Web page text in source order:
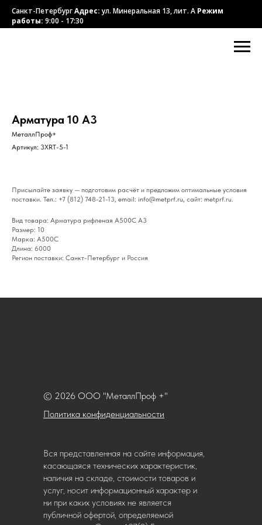
Санкт-ПетербургАдрес:ул. Минеральная 13, лит. А Режим
работы: 9:00 - 17:30
Арматура 10 А3
МеталлПроф+
Артикул: 3XRT-5-1
Присылайте заявку — подготовим расчёт и предложим оптимальные условия
поставки. Тел.: +7 (812) 748-21-13, email: info@metprf.ru, сайт: metprf.ru.
Вид товара: Арматура рифленая А500С А3
Размер: 10
Марка: А500С
Длина: 6000
Регион поставки: Санкт-Петербург и Россия
Политика конфиденциальности
© 2026 ООО "МеталлПроф +"
Вся представленная на сайте информация,
касающаяся технических характеристик,
наличия на складе, стоимости товаров и
услуг, носит информационный характер и
ни при каких условиях не является
публичной офертой, определяемой